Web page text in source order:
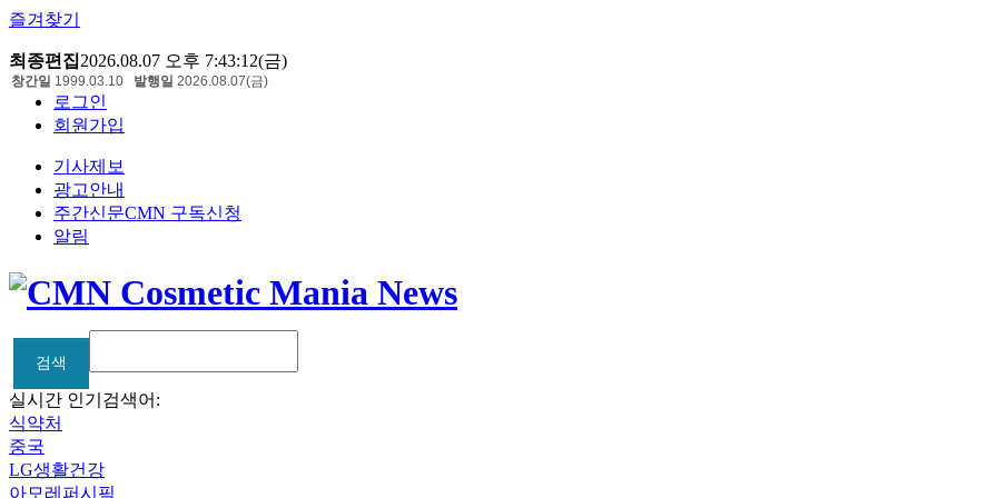
즐겨찾기
최종편집2026.08.07 오후 7:43:12(금)
로그인
회원가입
기사제보
광고안내
주간신문CMN 구독신청
알림
창간일 1999.03.10 발행일 2026.08.07(금)
검색
검색
실시간 인기검색어:
식약처
중국
LG생활건강
아모레퍼시픽